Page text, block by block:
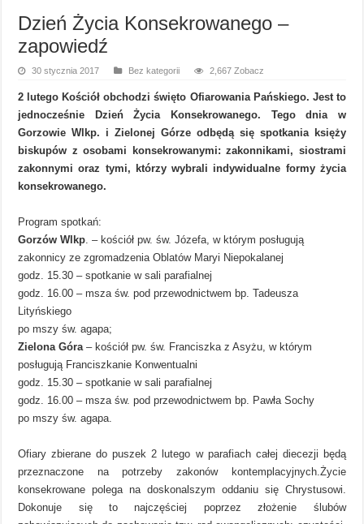
Dzień Życia Konsekrowanego –
zapowiedź
30 stycznia 2017 Bez kategorii 2,667 Zobacz
2 lutego Kościół obchodzi święto Ofiarowania Pańskiego. Jest to
jednocześnie Dzień Życia Konsekrowanego. Tego dnia w
Gorzowie Wlkp. i Zielonej Górze odbędą się spotkania księży
biskupów z osobami konsekrowanymi: zakonnikami, siostrami
zakonnymi oraz tymi, którzy wybrali indywidualne formy życia
konsekrowanego.
Program spotkań:
Gorzów Wlkp . – kościół pw. św. Józefa, w którym posługują
zakonnicy ze zgromadzenia Oblatów Maryi Niepokalanej
godz. 15.30 – spotkanie w sali parafialnej
godz. 16.00 – msza św. pod przewodnictwem bp. Tadeusza
Lityńskiego
po mszy św. agapa;
Zielona Góra – kościół pw. św. Franciszka z Asyżu, w którym
posługują Franciszkanie Konwentualni
godz. 15.30 – spotkanie w sali parafialnej
godz. 16.00 – msza św. pod przewodnictwem bp. Pawła Sochy
po mszy św. agapa.
Ofiary zbierane do puszek 2 lutego w parafiach całej diecezji będą
przeznaczone na potrzeby zakonów kontemplacyjnych. Życie
konsekrowane polega na doskonalszym oddaniu się Chrystusowi.
Dokonuje się to najczęściej poprzez złożenie ślubów